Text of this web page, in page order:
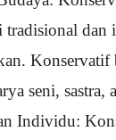
dan
Konservatif
seni, sastra,
Individu: